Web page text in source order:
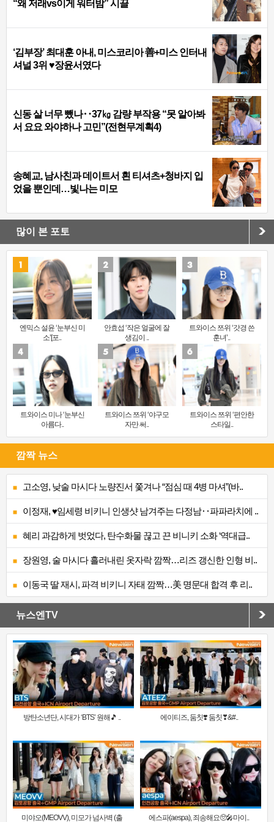
“왜 저래vs이게 워터밤” 시끌
‘김부장’ 최대훈 아내, 미스코리아 善+미스 인터내
셔널 3위 ♥장윤서였다
신동 살 너무 뺐나‥37㎏ 감량 부작용 “못 알아봐
서 요요 와야하나 고민”(전현무계획4)
송혜교, 남사친과 데이트서 흰 티셔츠+청바지 입
었을 뿐인데…빛나는 미모
많이 본 포토
엔믹스 설윤 ‘눈부신 미
소’[포..
안효섭 ‘작은 얼굴에 잘
생김이 ..
트와이스 쯔위 ‘갓경 쓴
훈녀’..
트와이스 미나 ‘눈부신
아름다..
트와이스 쯔위 ‘야구모
자만 써..
트와이스 쯔위 ‘편안한
스타일..
깜짝 뉴스
고소영, 낮술 마시다 노량진서 쫓겨나 “점심 때 4병 마셔”(바..
이정재, ♥임세령 비키니 인생샷 남겨주는 다정남‥파파라치에 ..
혜리 과감하게 벗었다, 탄수화물 끊고 끈 비니키 소화 ‘역대급..
장원영, 술 마시다 흘러내린 옷자락 깜짝…리즈 갱신한 인형 비..
이동국 딸 재시, 파격 비키니 자태 깜짝…美 명문대 합격 후 리..
뉴스엔TV
방탄소년단, 시대가 ‘BTS’ 원해🎵 .. 에이티즈, 둠칫❣️ 둠칫❣&#..
미야오(MEOVV), 미모가 넘사벽 (출 에스파(aespa), 죄송해요🥺🎤마이..